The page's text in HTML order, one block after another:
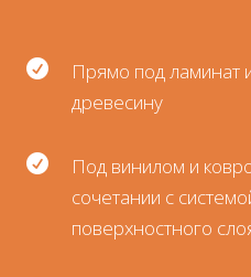

Прямо под ламинат
древесину

Под винилом и
сочетании с
поверхностного